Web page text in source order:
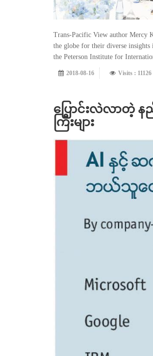
Trans-Pacific View author Mercy
the globe for their diverse
the Peterson Institute for
2018-08-16 Visits : 11126
ပြောင်းလဲလာတဲ့
ကြီးများ